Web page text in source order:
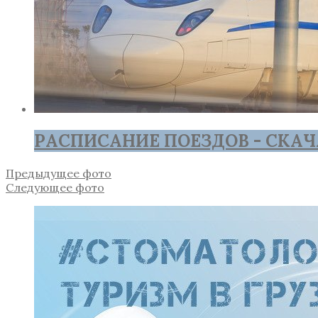
РАСПИСАНИЕ ПОЕЗДОВ -
Предыдущее фото
Следующее фото